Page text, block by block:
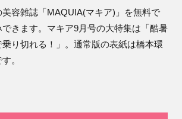
美容雑誌「MAQUIA(マキア)」を無料で
できます。マキア9月号の大特集は「酷暑
乗り切れる！」。通常版の表紙は橋本環
。